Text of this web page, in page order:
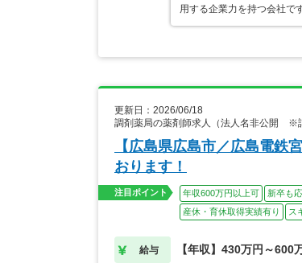
用する企業力を持つ会社で
更新日：2026/06/18
調剤薬局の薬剤師求人（法人名非公開 ※
【広島県広島市／広島電鉄
おります！
注目ポイント 年収600万円以上可 新卒も
産休・育休取得実績有り
ス
給与 【年収】430万円～600